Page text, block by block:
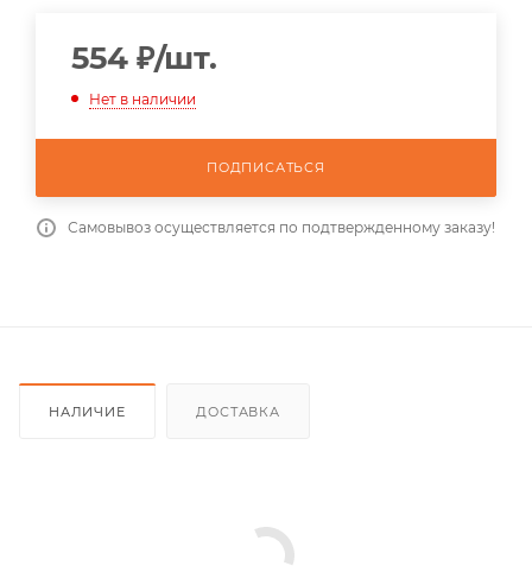
554 ₽/шт.
Нет в наличии
ПОДПИСАТЬСЯ
Самовывоз осуществляется по подтвержденному заказу!
НАЛИЧИЕ ДОСТАВКА